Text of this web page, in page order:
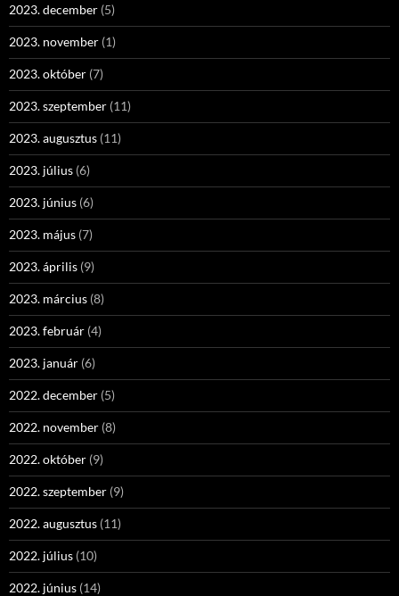
2023. december (5)
2023. november (1)
2023. október (7)
2023. szeptember (11)
2023. augusztus (11)
2023. július (6)
2023. június (6)
2023. május (7)
2023. április (9)
2023. március (8)
2023. február (4)
2023. január (6)
2022. december (5)
2022. november (8)
2022. október (9)
2022. szeptember (9)
2022. augusztus (11)
2022. július (10)
2022. június (14)